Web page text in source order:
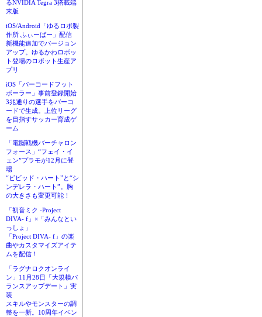
るNVIDIA Tegra 3搭載端
末版
iOS/Android「ゆるロボ製
作所 ふぃーばー」配信
新機能追加でバージョン
アップ。ゆるかわロボッ
ト登場のロボット生産ア
プリ
iOS「バーコードフット
ボーラー」事前登録開始
3兆通りの選手をバーコ
ードで生成。上位リーグ
を目指すサッカー育成ゲ
ーム
「電脳戦機バーチャロン
フォース」“フェイ・イ
ェン”プラモが12月に登
場
“ビビッド・ハート”と“シ
ンデレラ・ハート”。胸
の大きさも変更可能！
「初音ミク -Project
DIVA- f」×「みんなとい
っしょ」
「Project DIVA- f」の楽
曲やカスタマイズアイテ
ムを配信！
「ラグナロクオンライ
ン」11月28日「大規模バ
ランスアップデート」実
装
スキルやモンスターの調
整を一新。10周年イベン